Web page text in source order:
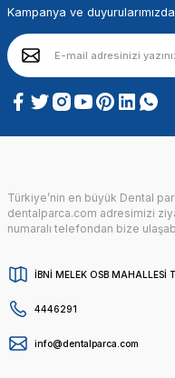
Kampanya ve
Türkiye’nin en büyük Dental
dentalparca.com adresimizi
numaralı telefondan bize
İBNİ MELEK OSB MAHALLESİ
4446291
info@dentalparca.com